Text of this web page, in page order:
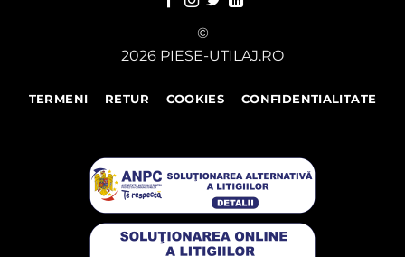
©
2026 PIESE-UTILAJ.RO
TERMENI RETUR COOKIES CONFIDENTIALITATE